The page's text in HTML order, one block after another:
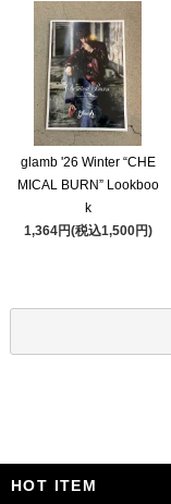
glamb '26 Winter “CHE
MICAL BURN” Lookboo
k
1,364円(税込1,500円)
HOT ITEM